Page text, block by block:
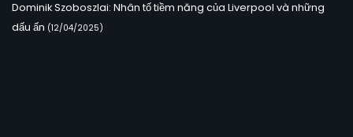
Dominik Szoboszlai: Nhân tố tiềm năng của Liverpool và những
dấu ấn (12/04/2025)